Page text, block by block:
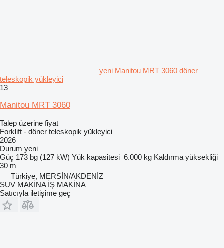
yeni Manitou MRT 3060 döner
teleskopik yükleyici
13
Manitou MRT 3060
Talep üzerine fiyat
Forklift - döner teleskopik yükleyici
2026
Durum yeni
Güç 173 bg (127 kW) Yük kapasitesi 6.000 kg Kaldırma yüksekliği
30 m
Türkiye, MERSİN/AKDENİZ
SUV MAKİNA İŞ MAKİNA
Satıcıyla iletişime geç